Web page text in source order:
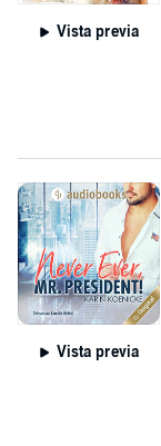
Vista previa
Vista previa